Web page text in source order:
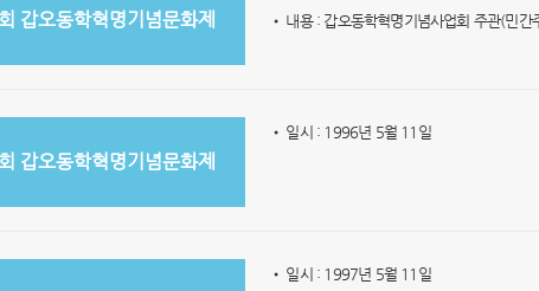
갑오동학혁명기념문화제
• 내용 : 갑오동학혁명기념사업회 주관(민간
갑오동학혁명기념문화제
• 일시 : 1996년 5월 11일
• 일시 : 1997년 5월 11일